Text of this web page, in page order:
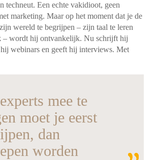
techneut. Een echte vakidioot, geen
marketing. Maar op het moment dat je de
wereld te begrijpen – zijn taal te leren
– wordt hij ontvankelijk. Nu schrijft hij
webinars en geeft hij interviews. Met
mee te
moet je eerst
dan
worden